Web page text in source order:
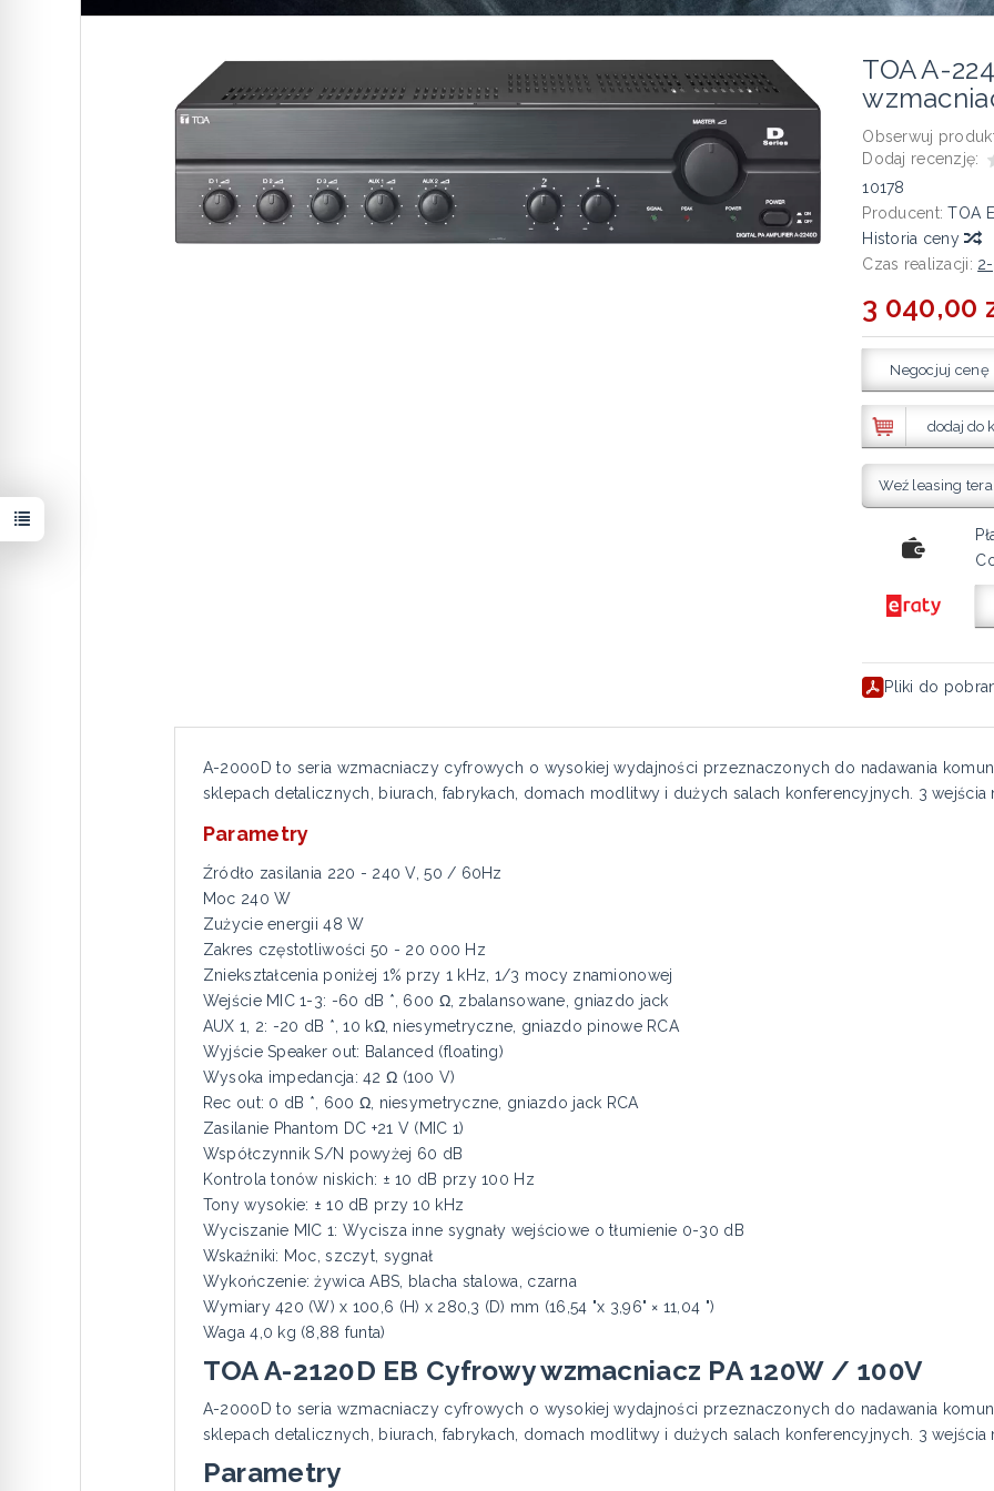
TOA A-
Obserwuj
Dodaj recenzję:
10178
Producent: TOA
Historia ceny
Czas realizacji:
3 040,00
Negocjuj cenę
dodaj do
Weź leasing
Pliki do
A-2000D to seria wzmacniaczy cyfrowych o wysokiej wydajności przeznaczonych do nadawania
sklepach detalicznych, biurach, fabrykach, domach modlitwy i dużych salach konferencyjnych. 3 wejścia
Parametry
Źródło zasilania 220 - 240 V, 50 / 60Hz
Moc 240 W
Zużycie energii 48 W
Zakres częstotliwości 50 - 20 000 Hz
Zniekształcenia poniżej 1% przy 1 kHz, 1/3 mocy znamionowej
Wejście MIC 1-3: -60 dB *, 600 Ω, zbalansowane, gniazdo jack
AUX 1, 2: -20 dB *, 10 kΩ, niesymetryczne, gniazdo pinowe RCA
Wyjście Speaker out: Balanced (floating)
Wysoka impedancja: 42 Ω (100 V)
Rec out: 0 dB *, 600 Ω, niesymetryczne, gniazdo jack RCA
Zasilanie Phantom DC +21 V (MIC 1)
Współczynnik S/N powyżej 60 dB
Kontrola tonów niskich: ± 10 dB przy 100 Hz
Tony wysokie: ± 10 dB przy 10 kHz
Wyciszanie MIC 1: Wycisza inne sygnały wejściowe o tłumienie 0-30 dB
Wskaźniki: Moc, szczyt, sygnał
Wykończenie: żywica ABS, blacha stalowa, czarna
Wymiary 420 (W) x 100,6 (H) x 280,3 (D) mm (16,54 "x 3,96" × 11,04 ")
Waga 4,0 kg (8,88 funta)
TOA A-2120D EB Cyfrowy wzmacniacz PA 120W / 100V
A-2000D to seria wzmacniaczy cyfrowych o wysokiej wydajności przeznaczonych do nadawania
sklepach detalicznych, biurach, fabrykach, domach modlitwy i dużych salach konferencyjnych. 3 wejścia
Parametry